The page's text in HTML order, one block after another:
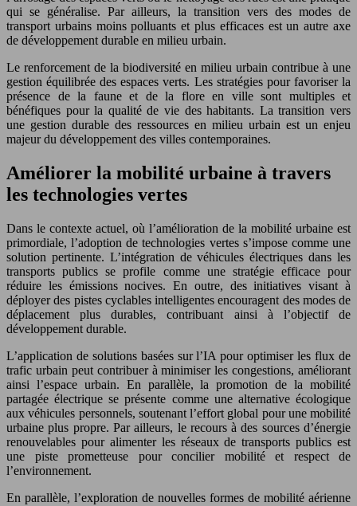
qui se généralise. Par ailleurs, la transition vers des modes de
transport urbains moins polluants et plus efficaces est un autre axe
de développement durable en milieu urbain.
Le renforcement de la biodiversité en milieu urbain contribue à une
gestion équilibrée des espaces verts. Les stratégies pour favoriser la
présence de la faune et de la flore en ville sont multiples et
bénéfiques pour la qualité de vie des habitants. La transition vers
une gestion durable des ressources en milieu urbain est un enjeu
majeur du développement des villes contemporaines.
Améliorer la mobilité urbaine à travers
les technologies vertes
Dans le contexte actuel, où l’amélioration de la mobilité urbaine est
primordiale, l’adoption de technologies vertes s’impose comme une
solution pertinente. L’intégration de véhicules électriques dans les
transports publics se profile comme une stratégie efficace pour
réduire les émissions nocives. En outre, des initiatives visant à
déployer des pistes cyclables intelligentes encouragent des modes de
déplacement plus durables, contribuant ainsi à l’objectif de
développement durable.
L’application de solutions basées sur l’IA pour optimiser les flux de
trafic urbain peut contribuer à minimiser les congestions, améliorant
ainsi l’espace urbain. En parallèle, la promotion de la mobilité
partagée électrique se présente comme une alternative écologique
aux véhicules personnels, soutenant l’effort global pour une mobilité
urbaine plus propre. Par ailleurs, le recours à des sources d’énergie
renouvelables pour alimenter les réseaux de transports publics est
une piste prometteuse pour concilier mobilité et respect de
l’environnement.
En parallèle, l’exploration de nouvelles formes de mobilité aérienne